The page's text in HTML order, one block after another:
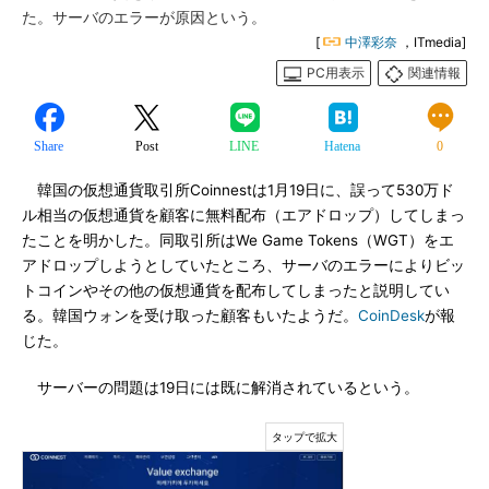
た。サーバのエラーが原因という。
[ 中澤彩奈 ，ITmedia]
PC用表示
関連情報
Share Post LINE Hatena 0
韓国の仮想通貨取引所Coinnestは1月19日に、誤って530万ド
ル相当の仮想通貨を顧客に無料配布（エアドロップ）してしまっ
たことを明かした。同取引所はWe Game Tokens（WGT）をエ
アドロップしようとしていたところ、サーバのエラーによりビッ
トコインやその他の仮想通貨を配布してしまったと説明してい
る。韓国ウォンを受け取った顧客もいたようだ。 CoinDeskが報
じた。
サーバーの問題は19日には既に解消されているという。